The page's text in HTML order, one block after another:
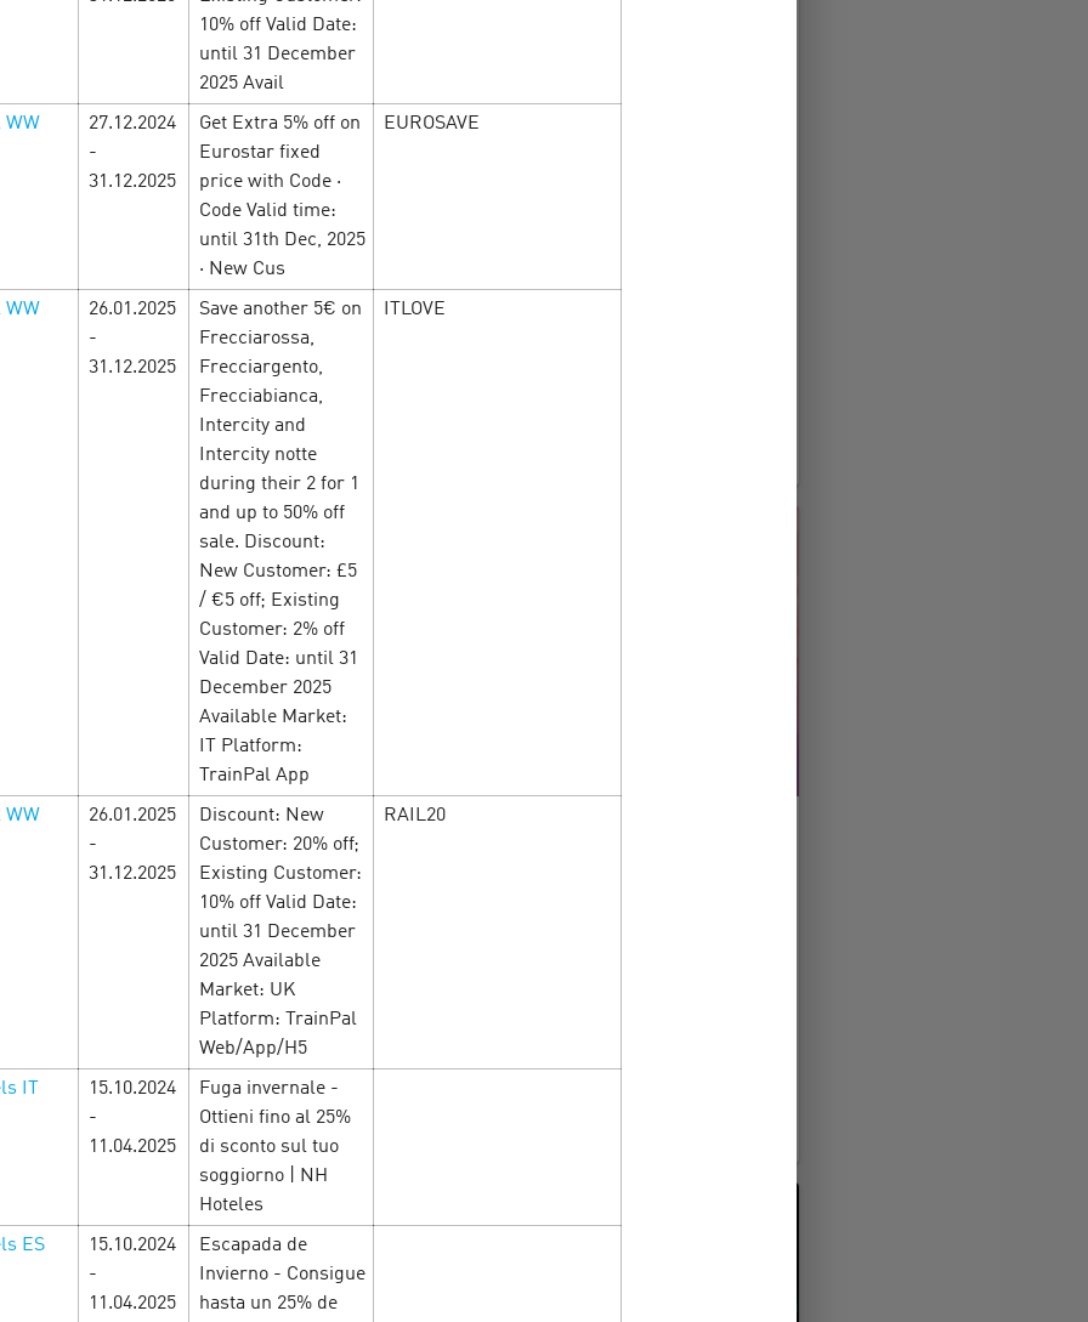
в
и выгодные промокоды.
чтобы успеть забрать
tại Cityads — Đã
nhận tình yêu và
loạt offer hấp dẫn với
đặc biệt và mã giảm giá
Man’s week — Неделя исполнения
мужских желаний!
офферы! Поэтому всю неделю, с 21 по 28 февраля,
вас ждут офферы, с повышенными ставками, акции,
промокоды и другие специальные бонусы от
рекламодателей! …
LEARN MORE
Started at Cityads the festival of the
most attractive offers dedicated to
St. Valentine's Day
special holiday conditions for everyone who is ready to
promotions and special promotion…
LEARN MORE
10% off Valid Date:
until 31 December
2025 Avail
WW
27.12.2024
-
31.12.2025
Get Extra 5% off on
Eurostar fixed
price with Code ·
Code Valid time:
until 31th Dec, 2025
· New Cus
EUROSAVE
WW
26.01.2025
-
31.12.2025
Save another 5€ on
Frecciarossa,
Frecciargento,
Frecciabianca,
Intercity and
Intercity notte
during their 2 for 1
and up to 50% off
sale. Discount:
New Customer: £5
/ €5 off; Existing
Customer: 2% off
Valid Date: until 31
December 2025
Available Market:
IT Platform:
TrainPal App
ITLOVE
WW
26.01.2025
-
31.12.2025
Discount: New
Customer: 20% off;
Existing Customer:
10% off Valid Date:
until 31 December
2025 Available
Market: UK
Platform: TrainPal
Web/App/H5
RAIL20
IT
15.10.2024
-
11.04.2025
Fuga invernale -
Ottieni fino al 25%
di sconto sul tuo
soggiorno | NH
Hoteles
ES
15.10.2024
-
11.04.2025
Escapada de
Invierno - Consigue
hasta un 25% de